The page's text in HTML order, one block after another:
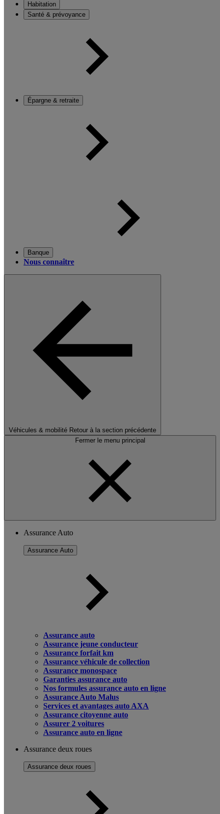
Habitation
Santé & prévoyance
Épargne & retraite
Banque
Nous connaître
Véhicules & mobilité Retour à la section précédente
Fermer le menu principal
Assurance Auto
Assurance Auto
Assurance auto
Assurance jeune conducteur
Assurance forfait km
Assurance véhicule de collection
Assurance monospace
Garanties assurance auto
Nos formules assurance auto en ligne
Assurance Auto Malus
Services et avantages auto AXA
Assurance citoyenne auto
Assurer 2 voitures
Assurance auto en ligne
Assurance deux roues
Assurance deux roues